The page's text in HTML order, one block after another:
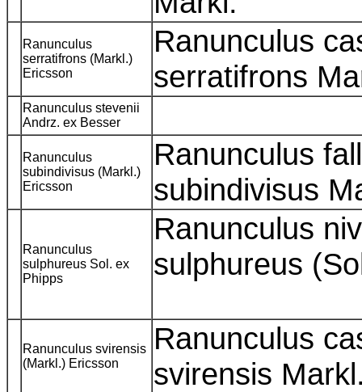
Ranunculus
serratifrons (Markl.)
Ericsson
Ranunculus
serratifrons
Ranunculus stevenii
Andrz. ex Besser
Ranunculus
subindivisus (Markl.)
Ericsson
Ranunculus
subindivisus
Ranunculus
sulphureus Sol. ex
Phipps
Ranunculus
sulphureus
Ranunculus svirensis
(Markl.) Ericsson
Ranunculus
svirensis